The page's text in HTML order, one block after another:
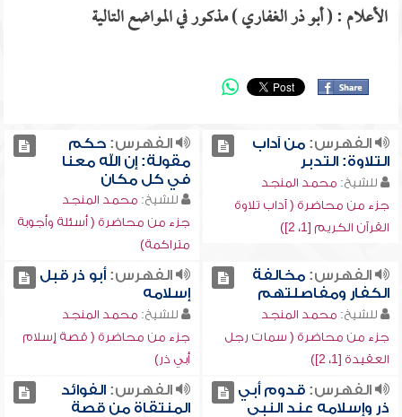
الأعلام : ( أبو ذر الغفاري ) مذكور في المواضع التالية
الفهرس:من آداب
التلاوة: التدبر
للشيخ: محمد المنجد
جزء من محاضرة ( آداب تلاوة
القرآن الكريم [1، 2])
الفهرس:حكم
مقولة: إن الله معنا
في كل مكان
للشيخ: محمد المنجد
جزء من محاضرة ( أسئلة وأجوبة
متراكمة)
الفهرس:مخالفة
الكفار ومفاصلتهم
للشيخ: محمد المنجد
جزء من محاضرة ( سمات رجل
العقيدة [1، 2])
الفهرس:أبو ذر قبل
إسلامه
للشيخ: محمد المنجد
جزء من محاضرة ( قصة إسلام
أبي ذر)
الفهرس:قدوم أبي
ذر وإسلامه عند النبي
الفهرس:الفوائد
المنتقاة من قصة